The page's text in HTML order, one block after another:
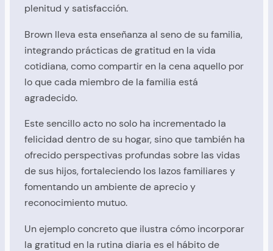
plenitud y satisfacción.
Brown lleva esta enseñanza al seno de su familia,
integrando prácticas de gratitud en la vida
cotidiana, como compartir en la cena aquello por
lo que cada miembro de la familia está
agradecido.
Este sencillo acto no solo ha incrementado la
felicidad dentro de su hogar, sino que también ha
ofrecido perspectivas profundas sobre las vidas
de sus hijos, fortaleciendo los lazos familiares y
fomentando un ambiente de aprecio y
reconocimiento mutuo.
Un ejemplo concreto que ilustra cómo incorporar
la gratitud en la rutina diaria es el hábito de